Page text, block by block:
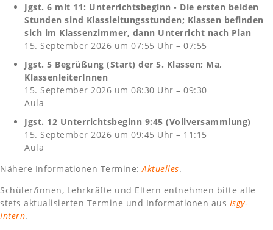
Jgst. 6 mit 11: Unterrichtsbeginn - Die ersten beiden
Stunden sind Klassleitungsstunden; Klassen befinden
sich im Klassenzimmer, dann Unterricht nach Plan
15. September 2026 um 07:55 Uhr – 07:55
Jgst. 5 Begrüßung (Start) der 5. Klassen; Ma,
KlassenleiterInnen
15. September 2026 um 08:30 Uhr – 09:30
Aula
Jgst. 12 Unterrichtsbeginn 9:45 (Vollversammlung)
15. September 2026 um 09:45 Uhr – 11:15
Aula
Nähere Informationen Termine: Aktuelles.
Schüler/innen, Lehrkräfte und Eltern entnehmen bitte alle
stets aktualisierten Termine und Informationen aus Isgy-
Intern.